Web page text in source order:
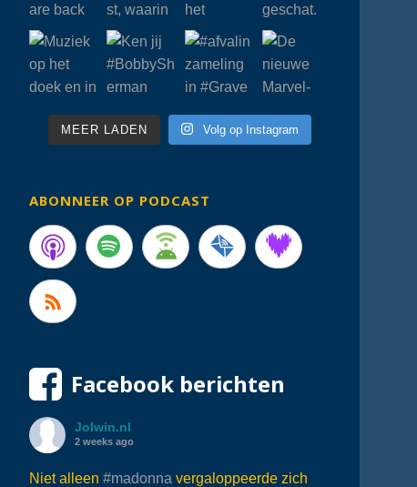
MEER LADEN Volg op Instagram
ABONNEER OP PODCAST
Facebook berichten
Jolwin.nl
2 weeks ago
Niet alleen #madonna vergaloppeerde zich